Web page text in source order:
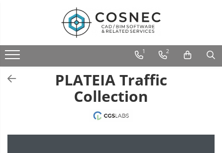
1 2
PLATEIA Traffic
Collection